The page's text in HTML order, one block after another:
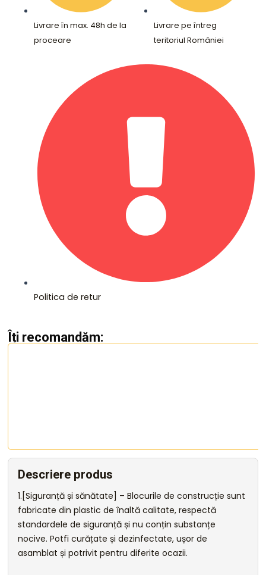
Livrare în max. 48h de la
proceare
Livrare pe întreg
teritoriul României
Politica de retur
Îți recomandăm:
Descriere produs
1.[Siguranță și sănătate] – Blocurile de construcție sunt
fabricate din plastic de înaltă calitate, respectă
standardele de siguranță și nu conțin substanțe
nocive. Potfi curățate și dezinfectate, ușor de
asamblat și potrivit pentru diferite ocazii.